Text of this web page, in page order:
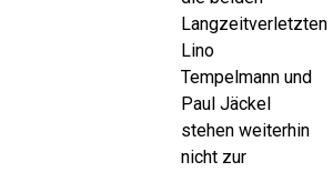
Langzeitverletzten
Lino
Tempelmann und
Paul Jäckel
stehen weiterhin
nicht zur